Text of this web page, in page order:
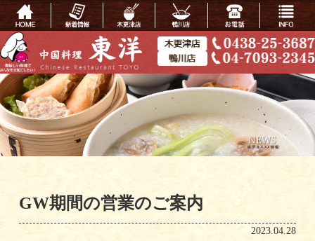
GW期間の営業のご案内
2023.04.28